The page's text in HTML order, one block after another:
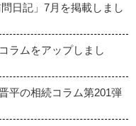
日記」7月を掲載しまし
ラムをアップしまし
平の相続コラム第201弾